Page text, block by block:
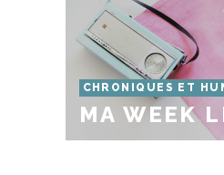
CHRONIQUES ET
MA WEEK